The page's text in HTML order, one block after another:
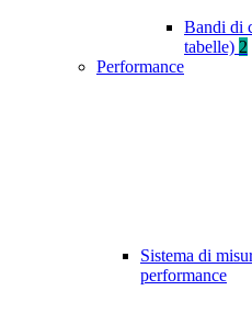
Bandi di
tabelle) 2
Performance
Sistema di
performance